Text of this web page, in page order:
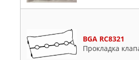
BGA RC8321
Прокладка